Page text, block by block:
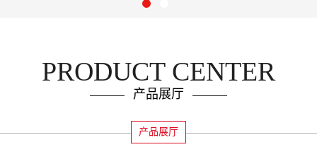
PRODUCT CENTER
产品展厅
产品展厅